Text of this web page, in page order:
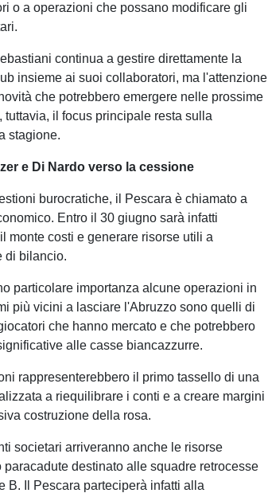
o a operazioni che possano modificare gli
continua a gestire direttamente la
insieme ai suoi collaboratori, ma l'attenzione
che potrebbero emergere nelle prossime
tuttavia, il focus principale resta sulla
stagione.
e Di Nardo verso la cessione
burocratiche, il Pescara è chiamato a
Entro il 30 giugno sarà infatti
monte costi e generare risorse utili a
di bilancio.
particolare importanza alcune operazioni in
più vicini a lasciare l'Abruzzo sono quelli di
che hanno mercato e che potrebbero
alle casse biancazzurre.
rappresenterebbero il primo tassello di una
a riequilibrare i conti e a creare margini
costruzione della rosa.
societari arriveranno anche le risorse
destinato alle squadre retrocesse
B. Il Pescara parteciperà infatti alla